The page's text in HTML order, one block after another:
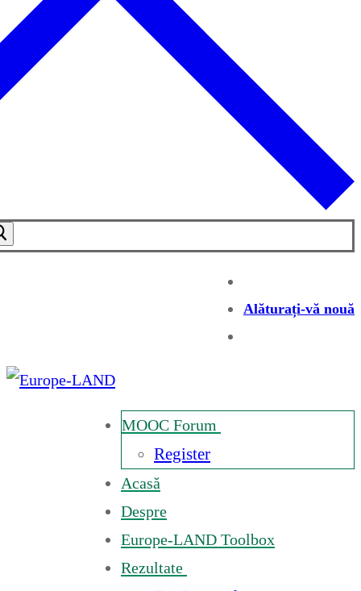
Alăturați-vă nouă
MOOC Forum
Register
Acasă
Despre
Europe-LAND Toolbox
Rezultate